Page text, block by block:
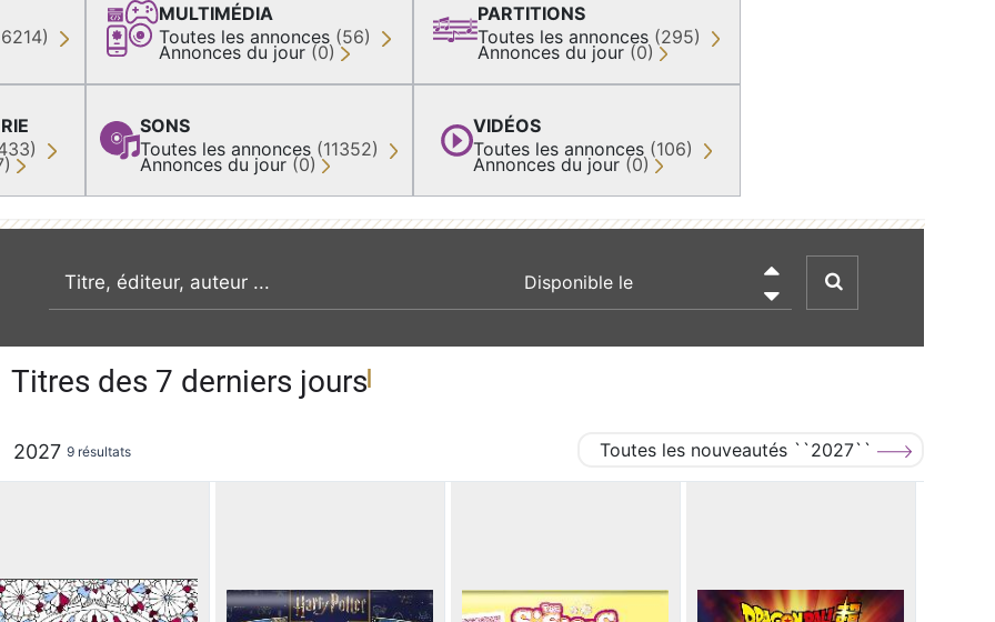
MULTIMÉDIA
Toutes les annonces (56)
Annonces du jour (0)
SONS
Toutes les annonces (11352)
Annonces du jour (0)
PARTITIONS
Toutes les annonces (295)
Annonces du jour (0)
VIDÉOS
Toutes les annonces (106)
Annonces du jour (0)
recherche par mot clé

Titres des 7 derniers jours
2027 9 résultats Toutes les nouveautés ``2027``